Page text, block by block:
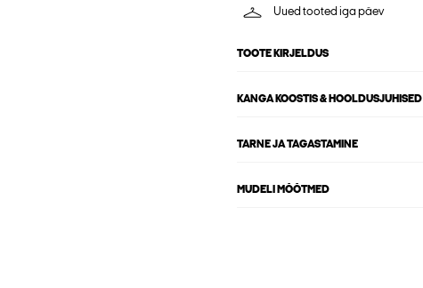
Uued tooted iga päev
TOOTE KIRJELDUS
KANGA KOOSTIS & HOOLDUSJUHISED
TARNE JA TAGASTAMINE
MUDELI MÕÕTMED